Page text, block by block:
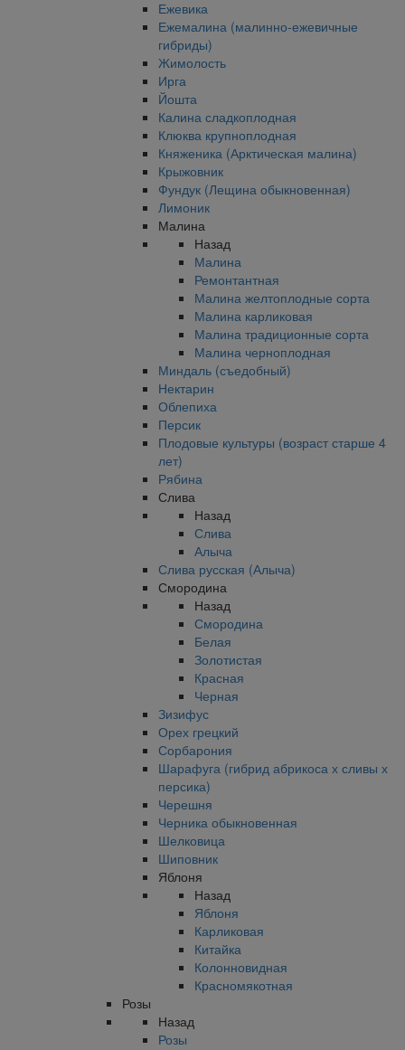
Ежевика
Ежемалина (малинно-ежевичные
гибриды)
Жимолость
Ирга
Йошта
Калина сладкоплодная
Клюква крупноплодная
Княженика (Арктическая малина)
Крыжовник
Фундук (Лещина обыкновенная)
Лимоник
Малина
Назад
Малина
Ремонтантная
Малина желтоплодные сорта
Малина карликовая
Малина традиционные сорта
Малина черноплодная
Миндаль (съедобный)
Нектарин
Облепиха
Персик
Плодовые культуры (возраст старше 4
лет)
Рябина
Слива
Назад
Слива
Алыча
Слива русская (Алыча)
Смородина
Назад
Смородина
Белая
Золотистая
Красная
Черная
Зизифус
Орех грецкий
Сорбарония
Шарафуга (гибрид абрикоса х сливы х
персика)
Черешня
Черника обыкновенная
Шелковица
Шиповник
Яблоня
Назад
Яблоня
Карликовая
Китайка
Колонновидная
Красномякотная
Розы
Назад
Розы